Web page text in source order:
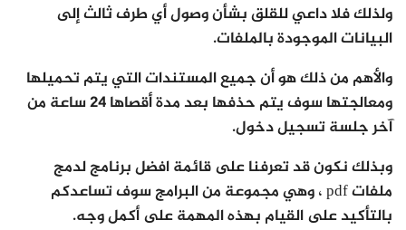
ولذلك فلا داعي للقلق بشأن وصول أي طرف ثالث إلى
البيانات الموجودة بالملفات.
والأهم من ذلك هو أن جميع المستندات التي يتم تحميلها
ومعالجتها سوف يتم حذفها بعد مدة أقصاها 24 ساعة من
آخر جلسة تسجيل دخول.
وبذلك نكون قد تعرفنا على قائمة افضل برنامج لدمج
ملفات pdf ، وهي مجموعة من البرامج سوف تساعدكم
بالتأكيد على القيام بهذه المهمة على أكمل وجه.